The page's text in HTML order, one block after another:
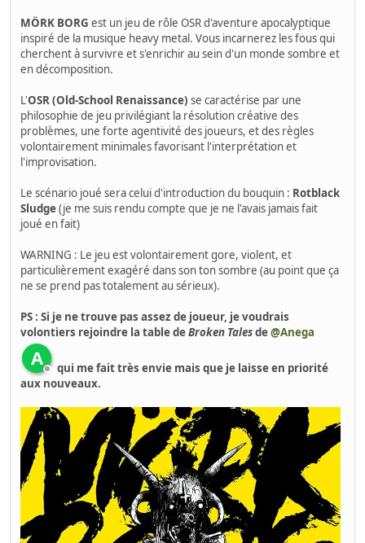
MÖRK BORG est un jeu de rôle OSR d'aventure apocalyptique
inspiré de la musique heavy metal. Vous incarnerez les fous qui
cherchent à survivre et s'enrichir au sein d'un monde sombre et
en décomposition.
L'OSR (Old-School Renaissance) se caractérise par une
philosophie de jeu privilégiant la résolution créative des
problèmes, une forte agentivité des joueurs, et des règles
volontairement minimales favorisant l'interprétation et
l'improvisation.
Le scénario joué sera celui d'introduction du bouquin : Rotblack
Sludge(je me suis rendu compte que je ne l'avais jamais fait
joué en fait)
WARNING : Le jeu est volontairement gore, violent, et
particulièrement exagéré dans son ton sombre (au point que ça
ne se prend pas totalement au sérieux).
PS : Si je ne trouve pas assez de joueur, je voudrais
volontiers rejoindre la table deBroken Talesde@Anega
A
qui me fait très envie mais que je laisse en priorité
aux nouveaux.